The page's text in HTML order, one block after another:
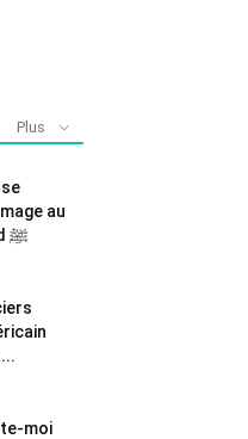
Plus
au
Prophète Mohammed ﷺ
moi